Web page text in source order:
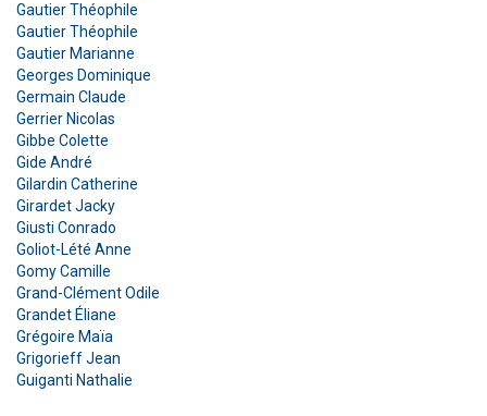
Gautier Théophile
Gautier Théophile
Gautier Marianne
Georges Dominique
Germain Claude
Gerrier Nicolas
Gibbe Colette
Gide André
Gilardin Catherine
Girardet Jacky
Giusti Conrado
Goliot-Lété Anne
Gomy Camille
Grand-Clément Odile
Grandet Éliane
Grégoire Maïa
Grigorieff Jean
Guiganti Nathalie